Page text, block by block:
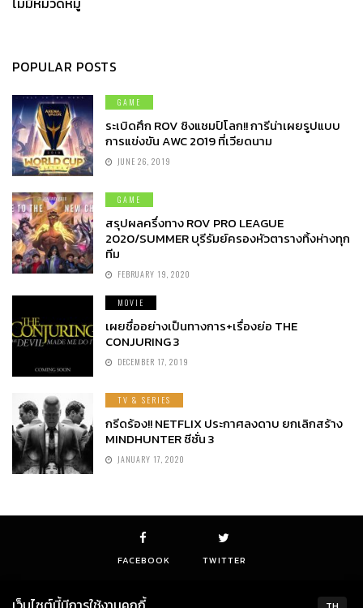
POPULAR POSTS
GAME
ระเบิดศึก ROV ชิงแชมป์โลก!! การีน่าเผยรูปแบบ
การแข่งขัน AWC 2019 ที่เวียดนาม
JUNE 26, 2019
GAME
สรุปผลครึ่งทาง ROV PRO LEAGUE
2020/SUMMER บุรีรัมย์ครองหัวตารางทิ้งห่างทุก
ทีม
FEBRUARY 19, 2020
MOVIE
เผยชื่ออย่างเป็นทางการ+เรื่องย่อ THE
CONJURING 3
DECEMBER 17, 2019
TV & SERIES
กรีดร้อง!! NETFLIX ประกาศลงดาบ ยกเลิกสร้าง
MINDHUNTER ซีซั่น 3
JANUARY 17, 2020
FACEBOOK TWITTER